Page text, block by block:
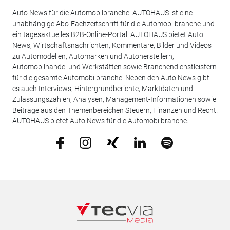
Auto News für die Automobilbranche: AUTOHAUS ist eine
unabhängige Abo-Fachzeitschrift für die Automobilbranche und
ein tagesaktuelles B2B-Online-Portal. AUTOHAUS bietet Auto
News, Wirtschaftsnachrichten, Kommentare, Bilder und Videos
zu Automodellen, Automarken und Autoherstellern,
Automobilhandel und Werkstätten sowie Branchendienstleistern
für die gesamte Automobilbranche. Neben den Auto News gibt
es auch Interviews, Hintergrundberichte, Marktdaten und
Zulassungszahlen, Analysen, Management-Informationen sowie
Beiträge aus den Themenbereichen Steuern, Finanzen und Recht.
AUTOHAUS bietet Auto News für die Automobilbranche.